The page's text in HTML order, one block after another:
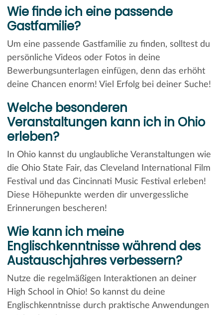
Wie finde ich eine passende
Gastfamilie?
Um eine passende Gastfamilie zu finden, solltest du
persönliche Videos oder Fotos in deine
Bewerbungsunterlagen einfügen, denn das erhöht
deine Chancen enorm! Viel Erfolg bei deiner Suche!
Welche besonderen
Veranstaltungen kann ich in Ohio
erleben?
In Ohio kannst du unglaubliche Veranstaltungen wie
die Ohio State Fair, das Cleveland International Film
Festival und das Cincinnati Music Festival erleben!
Diese Höhepunkte werden dir unvergessliche
Erinnerungen bescheren!
Wie kann ich meine
Englischkenntnisse während des
Austauschjahres verbessern?
Nutze die regelmäßigen Interaktionen an deiner
High School in Ohio! So kannst du deine
Englischkenntnisse durch praktische Anwendungen